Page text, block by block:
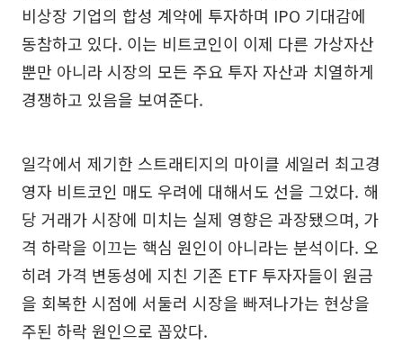
비상장 기업의 합성 계약에 투자하며 IPO 기대감에
동참하고 있다. 이는 비트코인이 이제 다른 가상자산
뿐만 아니라 시장의 모든 주요 투자 자산과 치열하게
경쟁하고 있음을 보여준다.
일각에서 제기한 스트래티지의 마이클 세일러 최고경
영자 비트코인 매도 우려에 대해서도 선을 그었다. 해
당 거래가 시장에 미치는 실제 영향은 과장됐으며, 가
격 하락을 이끄는 핵심 원인이 아니라는 분석이다. 오
히려 가격 변동성에 지친 기존 ETF 투자자들이 원금
을 회복한 시점에 서둘러 시장을 빠져나가는 현상을
주된 하락 원인으로 꼽았다.